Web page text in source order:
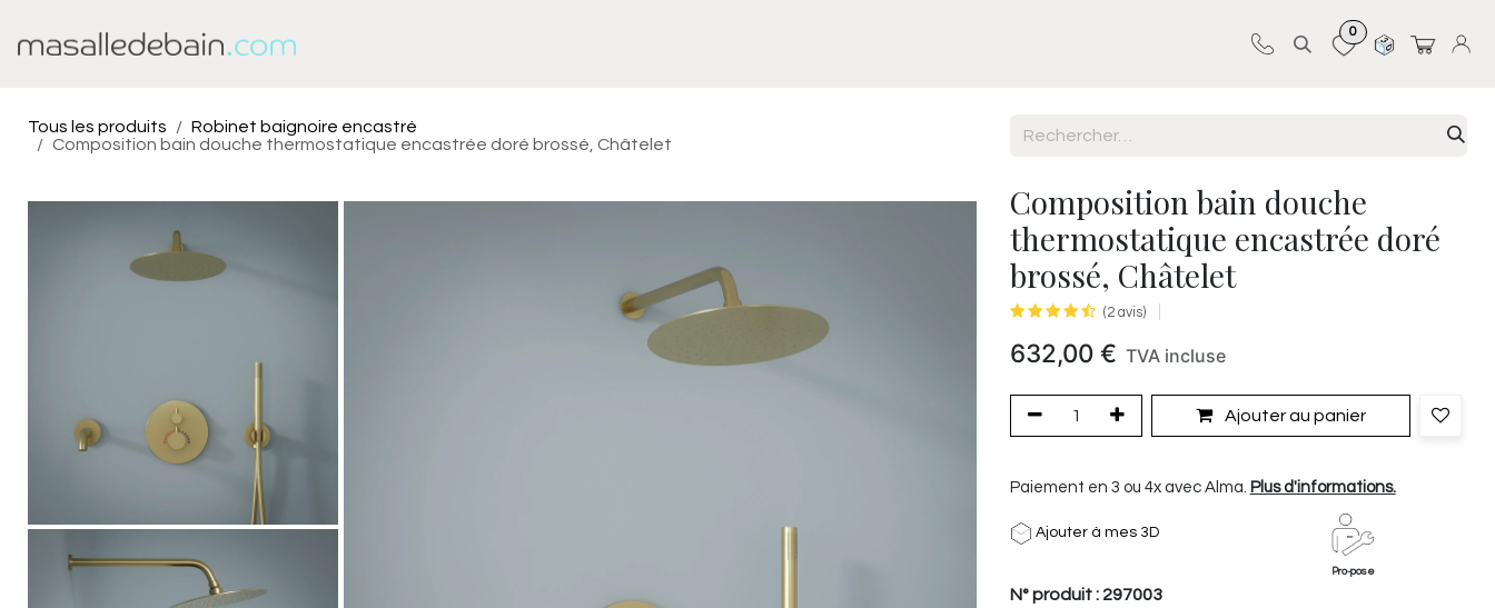
0
Tous les produits
Robinet baignoire encastré
Composition bain douche thermostatique encastrée doré brossé, Châtelet
Composition bain douche
thermostatique encastrée doré
brossé, Châtelet
(2 avis)
632,00€ TVA incluse
Ajouter au panier
Paiement en 3 ou 4x avec Alma. Plus d'informations.
Ajouter à mes 3D
Pro-pose
N° produit : 297003